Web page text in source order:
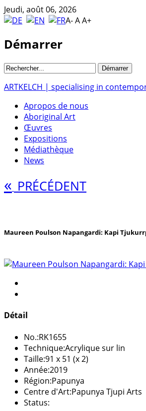
Jeudi, août 06, 2026
A-AA+
Démarrer
ARTKELCH | specialising in
Apropos de nous
Aboriginal Art
Œuvres
Expositions
Médiathèque
News
« PRÉCÉDENT
Maureen Poulson Napangardi: Kapi
Détail
No.:RK1655
Technique:Acrylique sur lin
Taille:91 x 51 (x 2)
Année:2019
Région:Papunya
Centre d'Art:Papunya Tjupi Arts
Status: